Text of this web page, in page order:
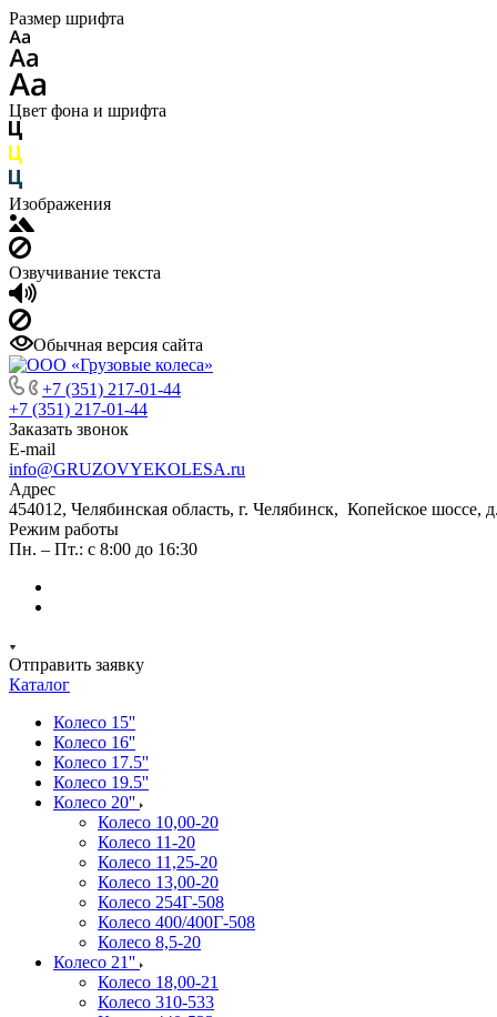
Размер шрифта
Цвет фона и шрифта
Изображения
Озвучивание текста
Обычная версия сайта
+7 (351) 217-01-44
+7 (351) 217-01-44
Заказать звонок
E-mail
info@GRUZOVYEKOLESA.ru
Адрес
454012, Челябинская область, г. Челябинск, Копейское шоссе,
Режим работы
Пн. – Пт.: с 8:00 до 16:30
Отправить заявку
Каталог
Колесо 15''
Колесо 16''
Колесо 17.5''
Колесо 19.5''
Колесо 20''
Колесо 10,00-20
Колесо 11-20
Колесо 11,25-20
Колесо 13,00-20
Колесо 254Г-508
Колесо 400/400Г-508
Колесо 8,5-20
Колесо 21''
Колесо 18,00-21
Колесо 310-533